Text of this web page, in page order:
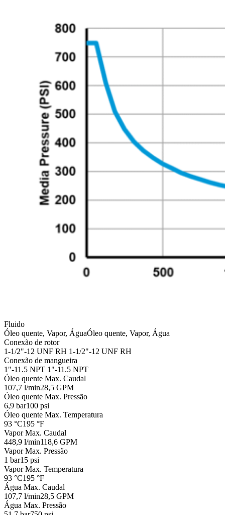
Fluido
Óleo quente, Vapor, ÁguaÓleo quente, Vapor, Água
Conexão de rotor
1-1/2"-12 UNF RH 1-1/2"-12 UNF RH
Conexão de mangueira
1"-11.5 NPT 1"-11.5 NPT
Óleo quente Max. Caudal
107,7 l/min28,5 GPM
Óleo quente Max. Pressão
6,9 bar100 psi
Óleo quente Max. Temperatura
93 °C195 °F
Vapor Max. Caudal
448,9 l/min118,6 GPM
Vapor Max. Pressão
1 bar15 psi
Vapor Max. Temperatura
93 °C195 °F
Água Max. Caudal
107,7 l/min28,5 GPM
Água Max. Pressão